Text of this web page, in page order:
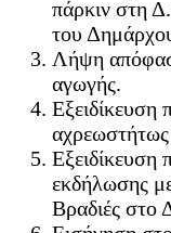
πάρκιν στη
του
Λήψη
αγωγής.
Εξειδίκευση
Εξειδίκευση
εκδήλωσης
Βραδιές στο